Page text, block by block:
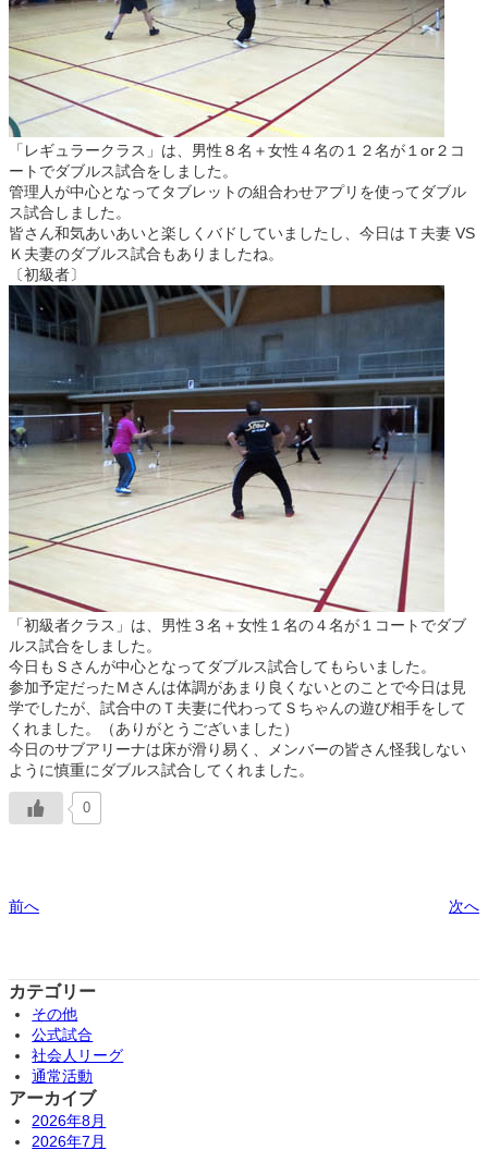
「レギュラークラス」は、男性８名＋女性４名の１２名が１or２コ
ートでダブルス試合をしました。
管理人が中心となってタブレットの組合わせアプリを使ってダブル
ス試合しました。
皆さん和気あいあいと楽しくバドしていましたし、今日はＴ夫妻 VS
Ｋ夫妻のダブルス試合もありましたね。
〔初級者〕
「初級者クラス」は、男性３名＋女性１名の４名が１コートでダブ
ルス試合をしました。
今日もＳさんが中心となってダブルス試合してもらいました。
参加予定だったＭさんは体調があまり良くないとのことで今日は見
学でしたが、試合中のＴ夫妻に代わってＳちゃんの遊び相手をして
くれました。（ありがとうございました）
今日のサブアリーナは床が滑り易く、メンバーの皆さん怪我しない
ように慎重にダブルス試合してくれました。
0
前へ 次へ
カテゴリー
その他
公式試合
社会人リーグ
通常活動
アーカイブ
2026年8月
2026年7月